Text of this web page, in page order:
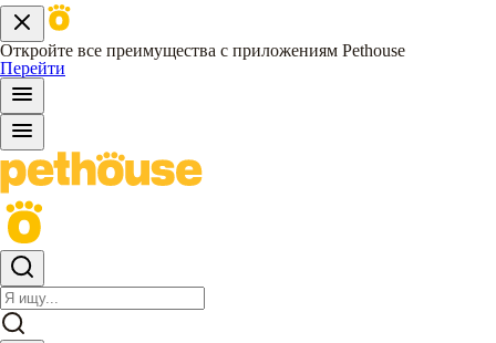
Откройте все преимущества с приложениям Pethouse
Перейти